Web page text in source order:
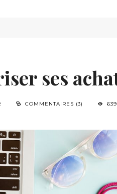
ses
COMMENTAIRES (3)